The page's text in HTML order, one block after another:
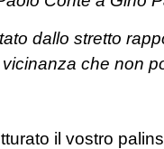
dallo stretto
che non
il vostro